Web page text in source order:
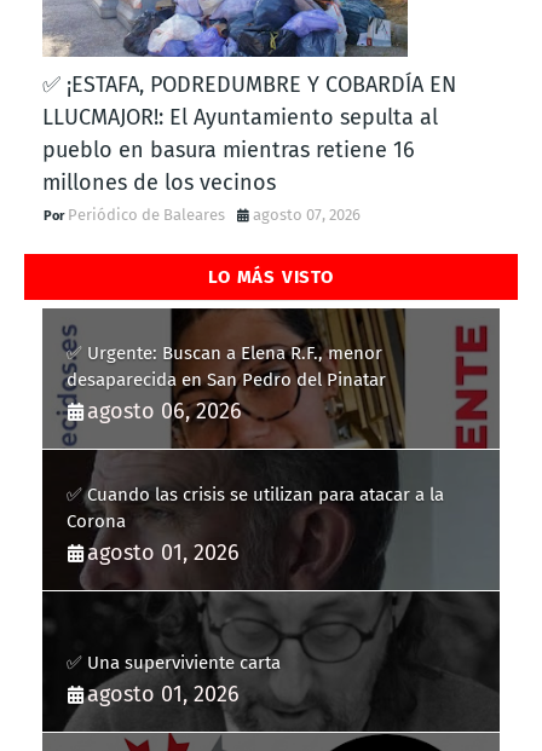
✅ ¡ESTAFA, PODREDUMBRE Y COBARDÍA EN
LLUCMAJOR!: El Ayuntamiento sepulta al
pueblo en basura mientras retiene 16
millones de los vecinos
Periódico de Baleares agosto 07, 2026
LO MÁS VISTO
✅ Urgente: Buscan a Elena R.F., menor
desaparecida en San Pedro del Pinatar
agosto 06, 2026
✅ Cuando las crisis se utilizan para atacar a la
Corona
agosto 01, 2026
✅ Una superviviente carta
agosto 01, 2026